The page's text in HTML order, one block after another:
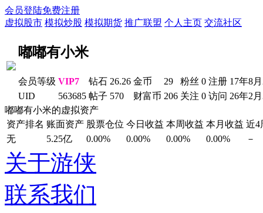
会员登陆免费注册
虚拟股市 模拟炒股 模拟期货 推广联盟 个人主页 交流社区
嘟嘟有小米
会员等级 VIP7 钻石 26.26 金币 29 粉丝 0 注册 17年8
UID
563685 帖子 570 财富币 206 关注 0 访问 26年2
嘟嘟有小米的虚拟资产
资产排名 账面资产 股票仓位 今日收益 本周收益 本月收益 近4
无
5.25亿 0.00% 0.00% 0.00% 0.00% －
关于游侠
联系我们